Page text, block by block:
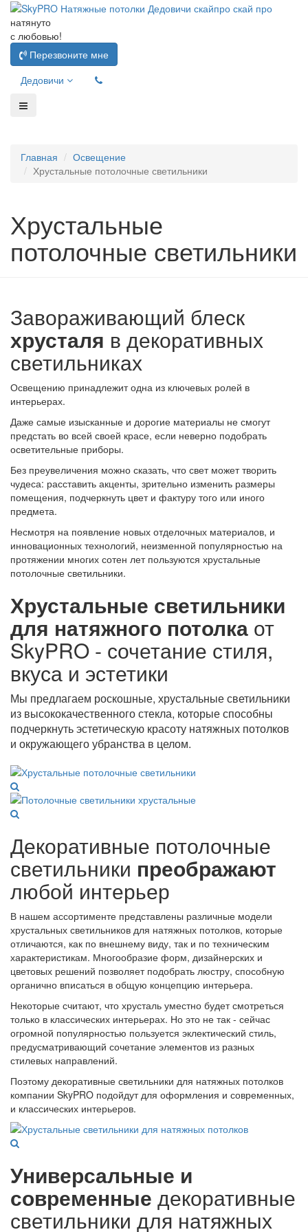
натянуто
с любовью!
Перезвоните мне
Дедовичи
Главная
Освещение
Хрустальные потолочные светильники
Хрустальные
потолочные светильники
Завораживающий блеск
хрусталя в декоративных
светильниках
Освещению принадлежит одна из ключевых ролей в
интерьерах.
Даже самые изысканные и дорогие материалы не смогут
предстать во всей своей красе, если неверно подобрать
осветительные приборы.
Без преувеличения можно сказать, что свет может творить
чудеса: расставить акценты, зрительно изменить размеры
помещения, подчеркнуть цвет и фактуру того или иного
предмета.
Несмотря на появление новых отделочных материалов, и
инновационных технологий, неизменной популярностью на
протяжении многих сотен лет пользуются хрустальные
потолочные светильники.
Хрустальные светильники
для натяжного потолка от
SkyPRO - сочетание стиля,
вкуса и эстетики
Мы предлагаем роскошные, хрустальные светильники
из высококачественного стекла, которые способны
подчеркнуть эстетическую красоту натяжных потолков
и окружающего убранства в целом.
Декоративные потолочные
светильники преображают
любой интерьер
В нашем ассортименте представлены различные модели
хрустальных светильников для натяжных потолков, которые
отличаются, как по внешнему виду, так и по техническим
характеристикам. Многообразие форм, дизайнерских и
цветовых решений позволяет подобрать люстру, способную
органично вписаться в общую концепцию интерьера.
Некоторые считают, что хрусталь уместно будет смотреться
только в классических интерьерах. Но это не так - сейчас
огромной популярностью пользуется эклектический стиль,
предусматривающий сочетание элементов из разных
стилевых направлений.
Поэтому декоративные светильники для натяжных потолков
компании SkyPRO подойдут для оформления и современных,
и классических интерьеров.
Универсальные и
современные декоративные
светильники для натяжных